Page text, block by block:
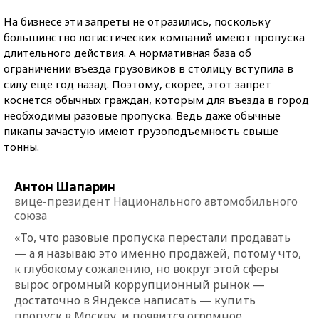
На бизнесе эти запреты не отразились, поскольку
большинство логистических компаний имеют пропуска
длительного действия. А нормативная база об
ограничении въезда грузовиков в столицу вступила в
силу еще год назад. Поэтому, скорее, этот запрет
коснется обычных граждан, которым для въезда в город
необходимы разовые пропуска. Ведь даже обычные
пикапы зачастую имеют грузоподъемность свыше
тонны.
Антон Шапарин
вице-президент Национального автомобильного
союза
«То, что разовые пропуска перестали продавать
— а я называю это именно продажей, потому что,
к глубокому сожалению, но вокруг этой сферы
вырос огромный коррупционный рынок —
достаточно в Яндексе написать — купить